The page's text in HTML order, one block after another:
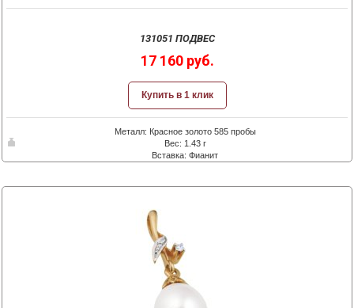
131051 ПОДВЕС
17 160 руб.
Купить в 1 клик
Металл: Красное золото 585 пробы
Вес: 1.43 г
Вставка: Фианит